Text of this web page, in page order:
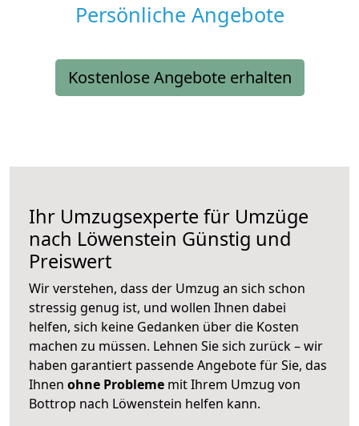
Persönliche Angebote
Kostenlose Angebote erhalten
Ihr Umzugsexperte für Umzüge
nach Löwenstein Günstig und
Preiswert
Wir verstehen, dass der Umzug an sich schon
stressig genug ist, und wollen Ihnen dabei
helfen, sich keine Gedanken über die Kosten
machen zu müssen. Lehnen Sie sich zurück – wir
haben garantiert passende Angebote für Sie, das
Ihnen ohne Probleme mit Ihrem Umzug von
Bottrop nach Löwenstein helfen kann.